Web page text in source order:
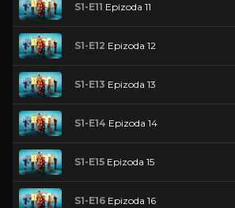
S1-E11 Epizoda 11
S1-E12 Epizoda 12
S1-E13 Epizoda 13
S1-E14 Epizoda 14
S1-E15 Epizoda 15
S1-E16 Epizoda 16